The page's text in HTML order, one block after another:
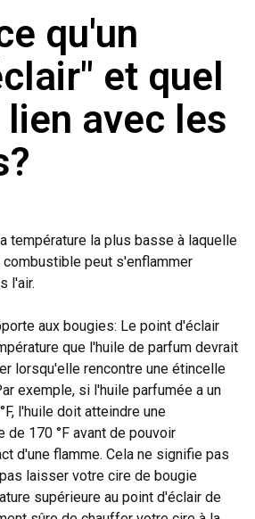
qu'un
et quel
avec les
température la plus basse à laquelle
combustible peut s'enflammer
l'air.
aux bougies: Le point d'éclair
que l'huile de parfum devrait
lorsqu'elle rencontre une étincelle
exemple, si l'huile parfumée a un
l'huile doit atteindre une
de 170 °F avant de pouvoir
d'une flamme. Cela ne signifie pas
laisser votre cire de bougie
supérieure au point d'éclair de